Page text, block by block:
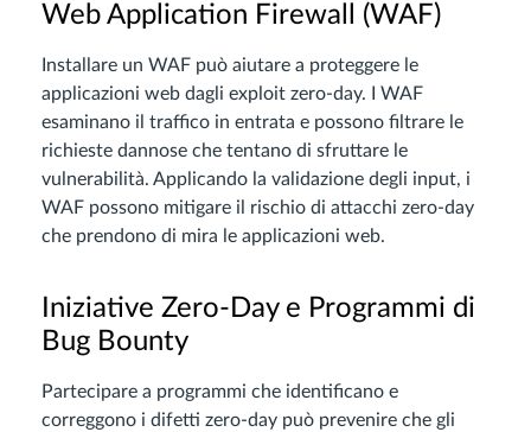
Web Application Firewall (WAF)
Installare un WAF può aiutare a proteggere le
applicazioni web dagli exploit zero-day. I WAF
esaminano il traffico in entrata e possono filtrare le
richieste dannose che tentano di sfruttare le
vulnerabilità. Applicando la validazione degli input, i
WAF possono mitigare il rischio di attacchi zero-day
che prendono di mira le applicazioni web.
Iniziative Zero-Day e Programmi di
Bug Bounty
Partecipare a programmi che identificano e
correggono i difetti zero-day può prevenire che gli